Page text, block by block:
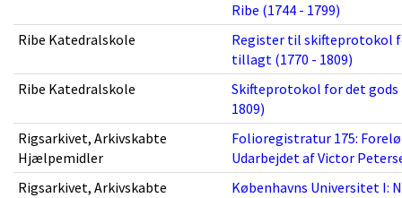
Ribe (1744 - 1799)
Ribe Katedralskole
Register til skifteprotokol
tillagt (1770 - 1809)
Ribe Katedralskole
Skifteprotokol for det
1809)
Rigsarkivet, Arkivskabte
Hjælpemidler
Folioregistratur 175:
Udarbejdet af Victor
Rigsarkivet, Arkivskabte
Københavns Universitet I: